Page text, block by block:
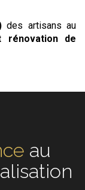
des artisans au
rénovation de
cœur